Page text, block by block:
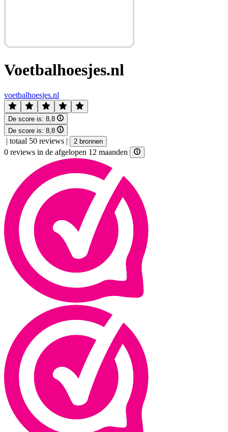
Voetbalhoesjes.nl
voetbalhoesjes.nl
De score is: 8,8
De score is: 8,8
| totaal 50 reviews | 2 bronnen
0 reviews in de afgelopen 12 maanden